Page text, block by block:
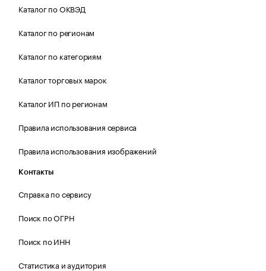
Каталог по ОКВЭД
Каталог по регионам
Каталог по категориям
Каталог торговых марок
Каталог ИП по регионам
Правила использования сервиса
Правила использования изображений
Контакты
Справка по сервису
Поиск по ОГРН
Поиск по ИНН
Статистика и аудитория